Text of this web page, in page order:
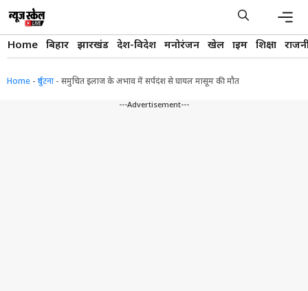
content
Home बिहार झारखंड देश-विदेश मनोरंजन खेल क्राइम शिक्षा
Home - दुर्घटना - समुचित इलाज के अभाव में सर्पदंश से घायल मासूम की मौत
---Advertisement---